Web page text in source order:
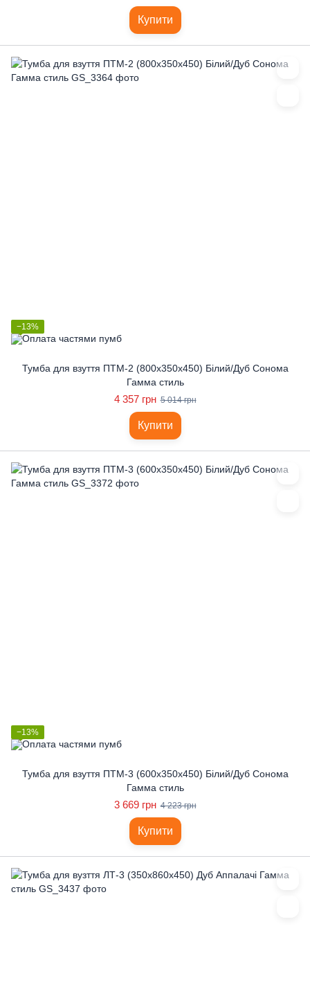
Купити
−13%
Тумба для взуття ПТМ-2 (800x350x450) Білий/Дуб Сонома
Гамма стиль
4 357 грн 5 014 грн
Купити
−13%
Тумба для взуття ПТМ-3 (600x350x450) Білий/Дуб Сонома
Гамма стиль
3 669 грн 4 223 грн
Купити